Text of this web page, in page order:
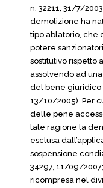
n. 32211, 31/7/
demolizione ha
tipo ablatorio, che
potere
sostitutivo rispetto
assolvendo ad
del bene giuridico
13/10/2005). Per
delle pene
tale ragione la
esclusa
sospensione
34297, 11/09/
ricompresa nel